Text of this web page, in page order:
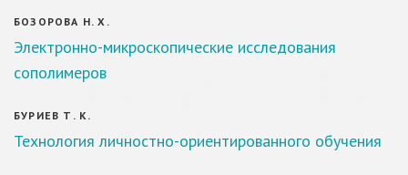
БОЗОРОВА Н. Х.
Электронно-микроскопические исследования
сополимеров
БУРИЕВ Т. К.
Технология личностно-ориентированного обучения